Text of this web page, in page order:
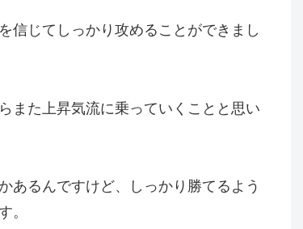
信じてしっかり攻めることができまし
また上昇気流に乗っていくことと思い
あるんですけど、しっかり勝てるよう
。